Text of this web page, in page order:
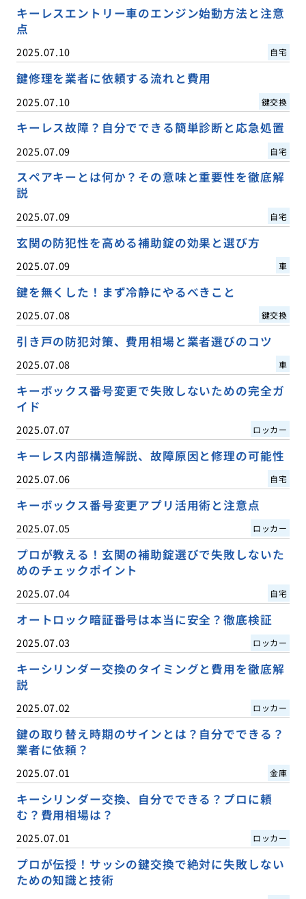
キーレスエントリー車のエンジン始動方法と注意
点
2025.07.10 自宅
鍵修理を業者に依頼する流れと費用
2025.07.10 鍵交換
キーレス故障？自分でできる簡単診断と応急処置
2025.07.09 自宅
スペアキーとは何か？その意味と重要性を徹底解
説
2025.07.09 自宅
玄関の防犯性を高める補助錠の効果と選び方
2025.07.09 車
鍵を無くした！まず冷静にやるべきこと
2025.07.08 鍵交換
引き戸の防犯対策、費用相場と業者選びのコツ
2025.07.08 車
キーボックス番号変更で失敗しないための完全ガ
イド
2025.07.07 ロッカー
キーレス内部構造解説、故障原因と修理の可能性
2025.07.06 自宅
キーボックス番号変更アプリ活用術と注意点
2025.07.05 ロッカー
プロが教える！玄関の補助錠選びで失敗しないた
めのチェックポイント
2025.07.04 自宅
オートロック暗証番号は本当に安全？徹底検証
2025.07.03 ロッカー
キーシリンダー交換のタイミングと費用を徹底解
説
2025.07.02 ロッカー
鍵の取り替え時期のサインとは？自分でできる？
業者に依頼？
2025.07.01 金庫
キーシリンダー交換、自分でできる？プロに頼
む？費用相場は？
2025.07.01 ロッカー
プロが伝授！サッシの鍵交換で絶対に失敗しない
ための知識と技術